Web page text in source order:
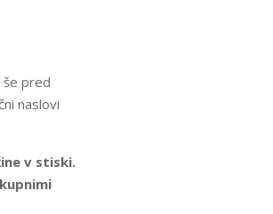
še pred
naslovi
v stiski.